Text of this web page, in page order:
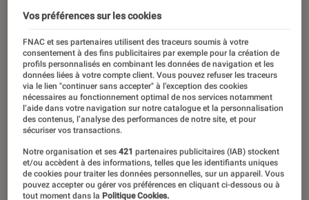
Vos préférences sur les cookies
FNAC et ses partenaires utilisent des traceurs soumis à votre
consentement à des fins publicitaires par exemple pour la création de
profils personnalisés en combinant les données de navigation et les
données liées à votre compte client. Vous pouvez refuser les traceurs
via le lien "continuer sans accepter" à l’exception des cookies
nécessaires au fonctionnement optimal de nos services notamment
l’aide dans votre navigation sur notre catalogue et la personnalisation
des contenus, l’analyse des performances de notre site, et pour
sécuriser vos transactions.
Notre organisation et ses421 partenaires publicitaires (IAB) stockent
et/ou accèdent à des informations, telles que les identifiants uniques
de cookies pour traiter les données personnelles, sur un appareil. Vous
pouvez accepter ou gérer vos préférences en cliquant ci-dessous ou à
tout moment dans la Politique Cookies.